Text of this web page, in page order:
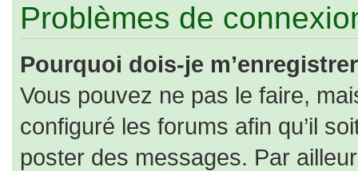
Problèmes de
Pourquoi dois-je
Vous pouvez ne pas le faire,
configuré les forums afin qu’il
poster des messages. Par